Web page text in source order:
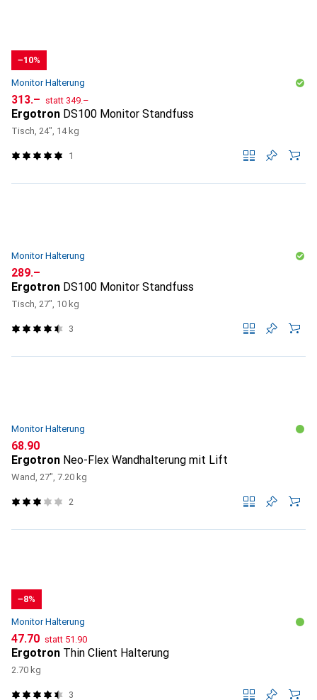
−10%
Monitor Halterung
CHF
313.– statt CHF
349.–
Ergotron DS100 Monitor Standfuss
Tisch, 24", 14 kg
1
Monitor Halterung
CHF
289.–
Ergotron DS100 Monitor Standfuss
Tisch, 27", 10 kg
3
Monitor Halterung
CHF
68.90
Ergotron Neo-Flex Wandhalterung mit Lift
Wand, 27", 7.20 kg
2
−8%
Monitor Halterung
CHF
47.70 statt CHF
51.90
Ergotron Thin Client Halterung
2.70 kg
3